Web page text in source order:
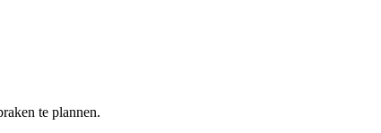
te plannen.